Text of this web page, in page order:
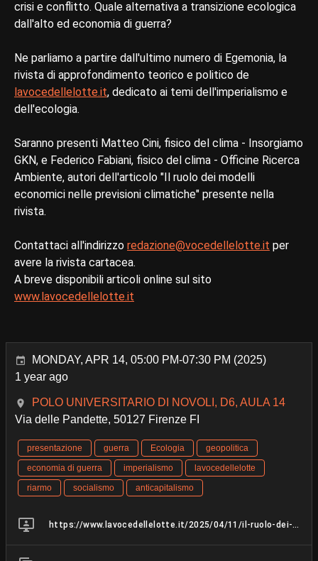
crisi e conflitto. Quale alternativa a transizione ecologica
dall'alto ed economia di guerra?
Ne parliamo a partire dall'ultimo numero di Egemonia, la
rivista di approfondimento teorico e politico de
lavocedellelotte.it, dedicato ai temi dell'imperialismo e
dell'ecologia.
Saranno presenti Matteo Cini, fisico del clima - Insorgiamo
GKN, e Federico Fabiani, fisico del clima - Officine Ricerca
Ambiente, autori dell'articolo "Il ruolo dei modelli
economici nelle previsioni climatiche" presente nella
rivista.
Contattaci all'indirizzo redazione@vocedellelotte.it per
avere la rivista cartacea.
A breve disponibili articoli online sul sito
www.lavocedellelotte.it
MONDAY, APR 14, 05:00 PM-07:30 PM (2025)
1 year ago
POLO UNIVERSITARIO DI NOVOLI, D6, AULA 14
Via delle Pandette, 50127 Firenze FI
presentazione guerra Ecologia
geopolitica
economia di guerra
imperialismo
lavocedellelotte
riarmo
socialismo anticapitalismo
https://www.lavocedellelotte.it/2025/04/11/il-ruolo-dei-modelli-economici-nelle-proiezioni-climatiche/